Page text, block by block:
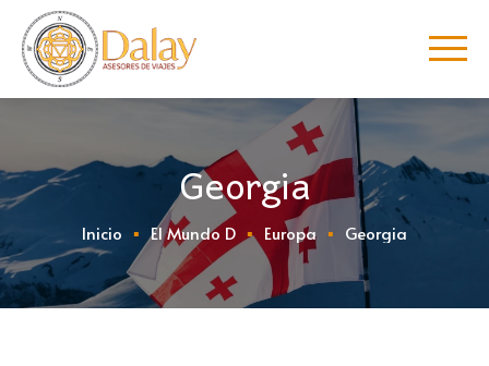
Georgia
Inicio El Mundo D Europa Georgia